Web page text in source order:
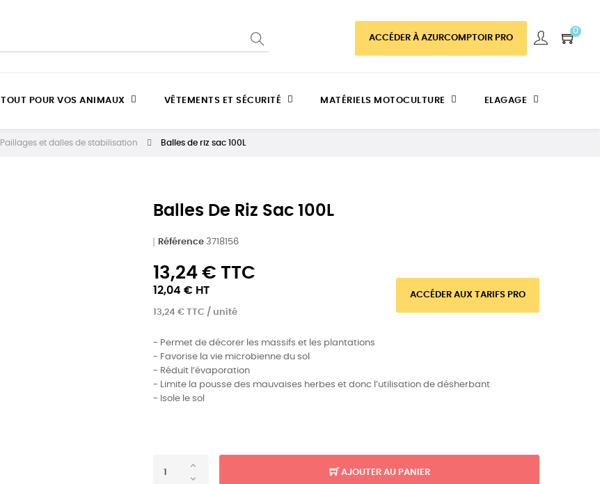
ACCÉDER À AZURCOMPTOIR PRO
0
TOUT POUR VOS ANIMAUX VÊTEMENTS ET SÉCURITÉ MATÉRIELS MOTOCULTURE ELAGAGE
Paillages et dalles de stabilisation Balles de riz sac 100L
Balles De Riz Sac 100L
Référence 3718156
13,24 € TTC
12,04 € HT
13,24 € TTC / unité
ACCÉDER AUX TARIFS PRO
- Permet de décorer les massifs et les plantations
- Favorise la vie microbienne du sol
- Réduit l’évaporation
- Limite la pousse des mauvaises herbes et donc l’utilisation de désherbant
- Isole le sol
AJOUTER AU PANIER